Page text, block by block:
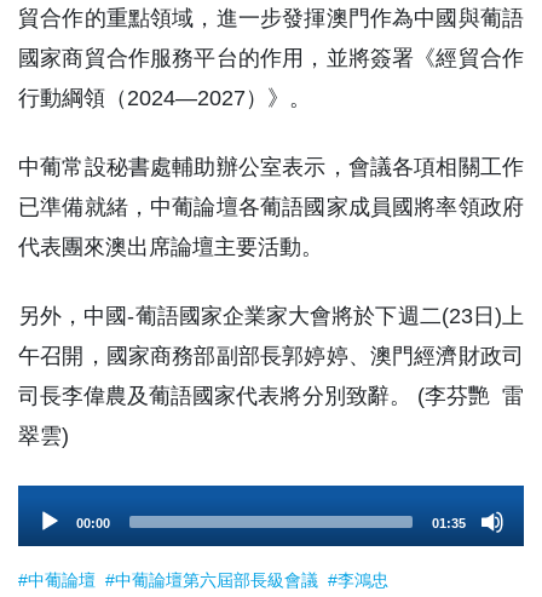
貿合作的重點領域，進一步發揮澳門作為中國與葡語
國家商貿合作服務平台的作用，並將簽署《經貿合作
行動綱領（2024—2027）》。
中葡常設秘書處輔助辦公室表示，會議各項相關工作
已準備就緒，中葡論壇各葡語國家成員國將率領政府
代表團來澳出席論壇主要活動。
另外，中國-葡語國家企業家大會將於下週二(23日)上
午召開，國家商務部副部長郭婷婷、澳門經濟財政司
司長李偉農及葡語國家代表將分別致辭。 (李芬艷 雷
翠雲)
Player
00:00 01:35
#中葡論壇 #中葡論壇第六屆部長級會議 #李鴻忠